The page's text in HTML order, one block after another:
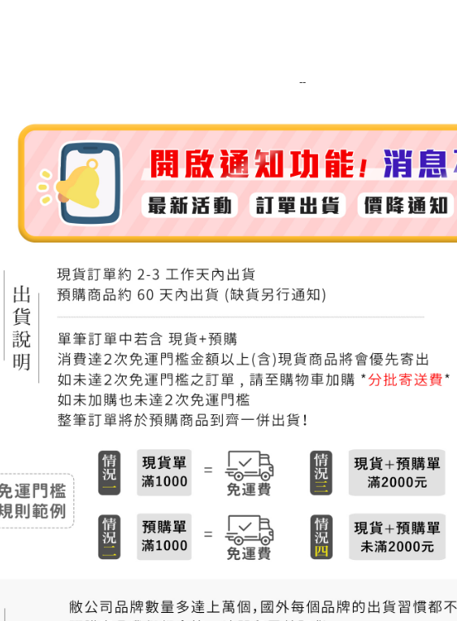
每筆NT$80，滿NT$999(含
7-11取貨付款
每筆NT$80，滿NT$999(含
7-11純取貨 (先付款
--